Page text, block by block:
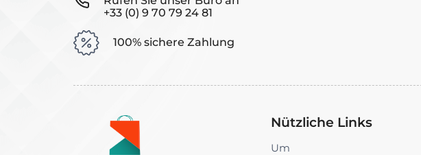
+33 (0) 9 70 79 24 81
100% sichere Zahlung
Nützliche Links
Um